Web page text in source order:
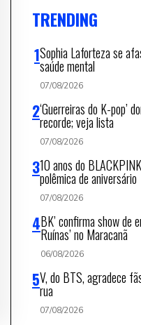
TRENDING
Sophia Laforteza se
saúde mental
07/08/2026
‘Guerreiras do K-pop’
recorde; veja lista
07/08/2026
10 anos do
polêmica de aniversário
07/08/2026
BK’ confirma show de
Ruínas’ no Maracanã
06/08/2026
V, do BTS, agradece
rua
07/08/2026